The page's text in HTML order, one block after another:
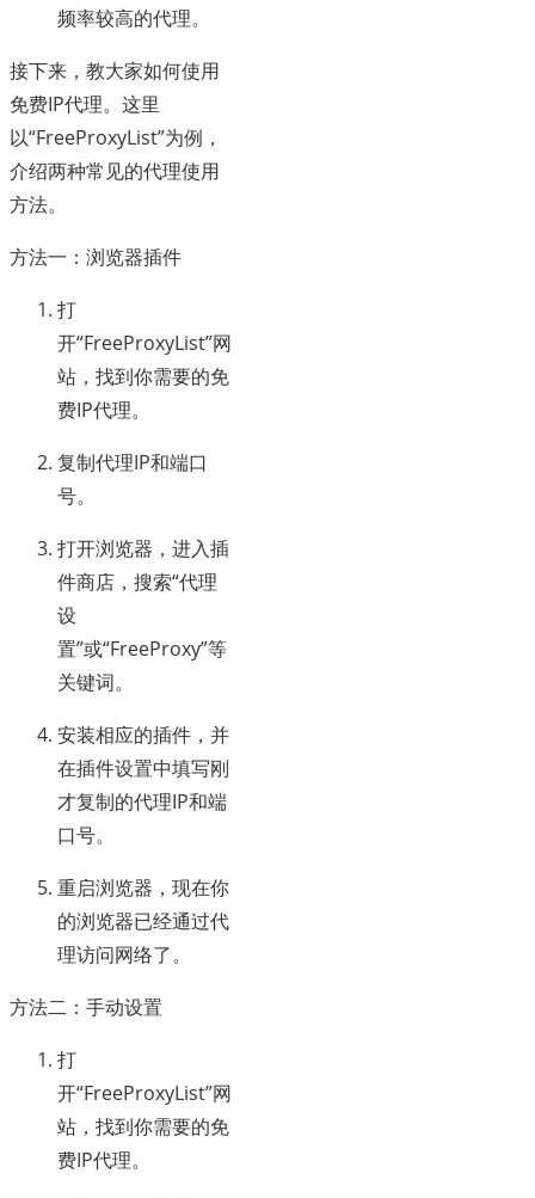
频率较高的代理。
接下来，教大家如何使用
免费IP代理。这里
以“FreeProxyList”为例，
介绍两种常见的代理使用
方法。
方法一：浏览器插件
打
开“FreeProxyList”网
站，找到你需要的免
费IP代理。
复制代理IP和端口
号。
打开浏览器，进入插
件商店，搜索“代理
设
置”或“FreeProxy”等
关键词。
安装相应的插件，并
在插件设置中填写刚
才复制的代理IP和端
口号。
重启浏览器，现在你
的浏览器已经通过代
理访问网络了。
方法二：手动设置
打
开“FreeProxyList”网
站，找到你需要的免
费IP代理。